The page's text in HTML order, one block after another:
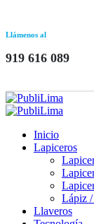
Llámenos al
919 616 089
Inicio
Lapiceros
Lápiz
Llaveros